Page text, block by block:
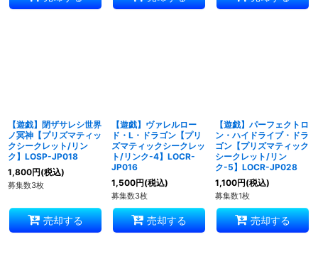
【遊戯】閉ザサレシ世界
ノ冥神【プリズマティッ
クシークレット/リン
ク】LOSP-JP018
1,800円(税込)
募集数3枚
売却する
【遊戯】ヴァレルロー
ド・L・ドラゴン【プリ
ズマティックシークレッ
ト/リンク-4】LOCR-
JP016
1,500円(税込)
募集数3枚
売却する
【遊戯】パーフェクトロ
ン・ハイドライブ・ドラ
ゴン【プリズマティック
シークレット/リン
ク-5】LOCR-JP028
1,100円(税込)
募集数1枚
売却する